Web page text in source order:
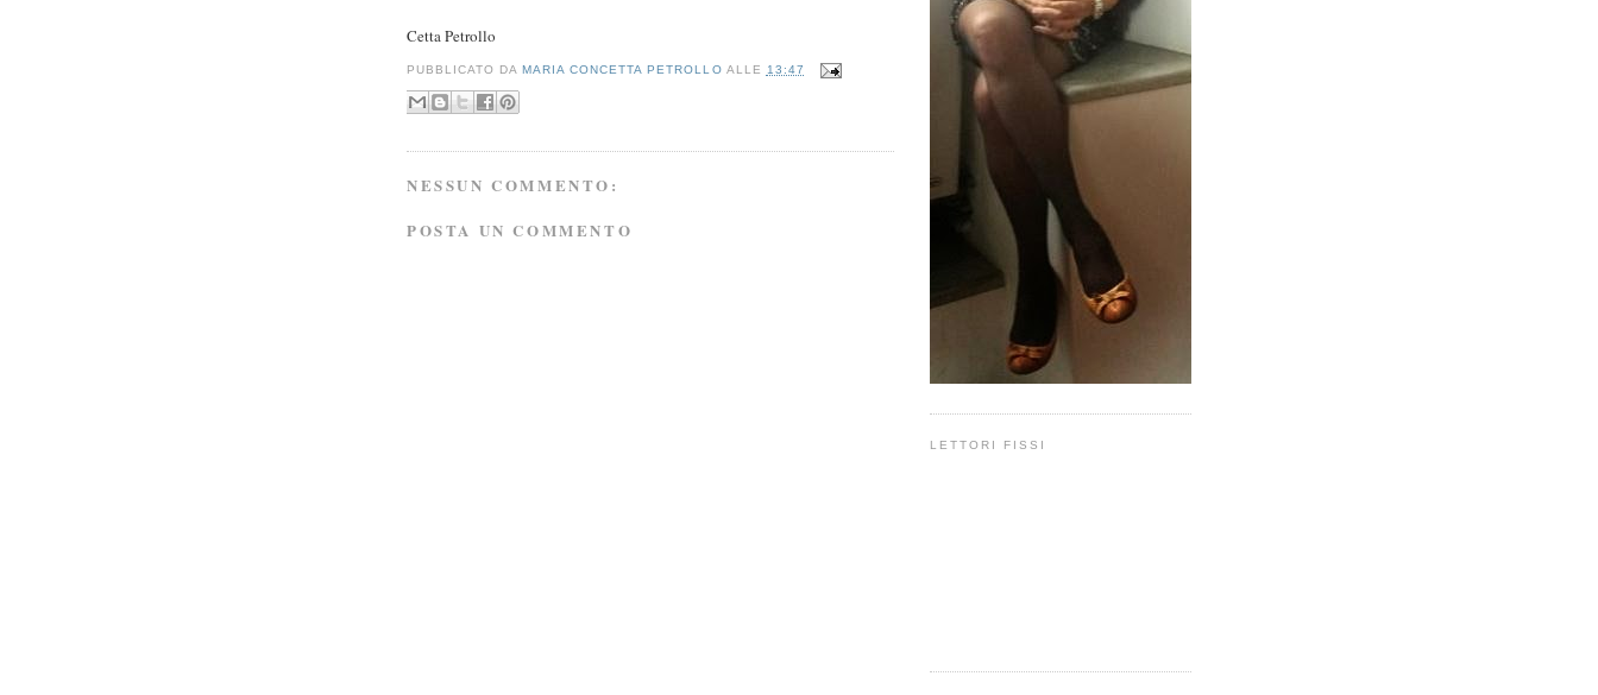
Cetta Petrollo
PUBBLICATO DA MARIA CONCETTA PETROLLO ALLE 13:47
NESSUN COMMENTO:
POSTA UN COMMENTO
LETTORI FISSI